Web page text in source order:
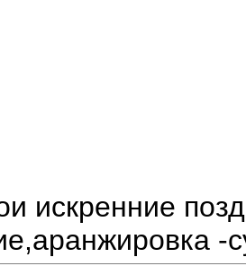
искренние
-